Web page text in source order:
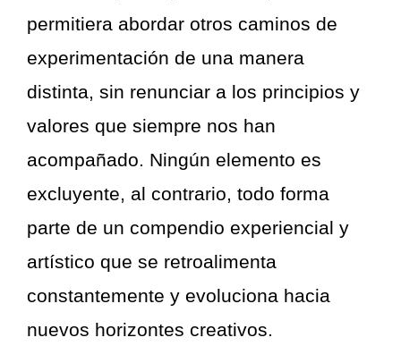
permitiera abordar otros caminos de
experimentación de una manera
distinta, sin renunciar a los principios y
valores que siempre nos han
acompañado. Ningún elemento es
excluyente, al contrario, todo forma
parte de un compendio experiencial y
artístico que se retroalimenta
constantemente y evoluciona hacia
nuevos horizontes creativos.